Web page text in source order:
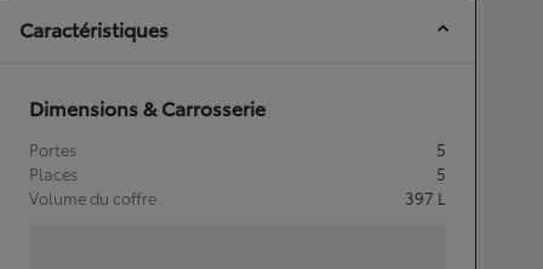
Caractéristiques
Dimensions & Carrosserie
Portes
5
Places
5
Volume du coffre
397 L